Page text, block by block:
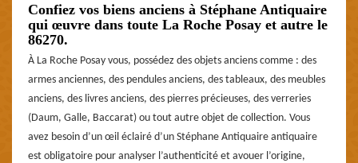
Confiez vos biens anciens à Stéphane Antiquaire
qui œuvre dans toute La Roche Posay et autre le
86270.
À La Roche Posay vous, possédez des objets anciens comme : des
armes anciennes, des pendules anciens, des tableaux, des meubles
anciens, des livres anciens, des pierres précieuses, des verreries
(Daum, Galle, Baccarat) ou tout autre objet de collection. Vous
avez besoin d’un œil éclairé d’un Stéphane Antiquaire antiquaire
est obligatoire pour analyser l’authenticité et avouer l’origine,